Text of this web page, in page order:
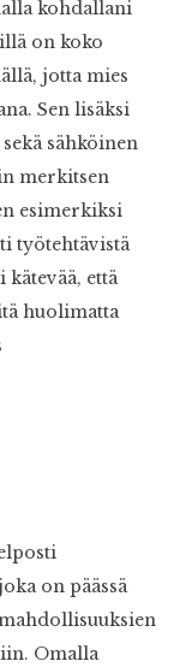
kohdallani
on koko
jotta mies
Sen lisäksi
sähköinen
merkitsen
esimerkiksi
työtehtävistä
kätevää, että
huolimatta
on päässä
Omalla